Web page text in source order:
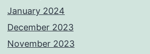
January 2024
December 2023
November 2023